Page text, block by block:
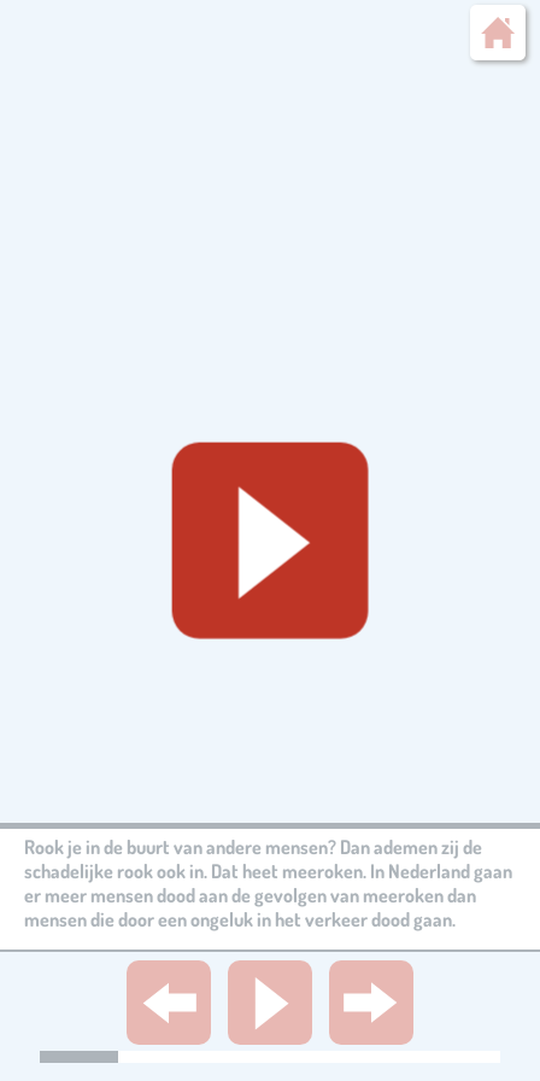
Rook je in de buurt van andere mensen? Dan ademen zij de
schadelijke rook ook in. Dat heet meeroken. In Nederland gaan
er meer mensen dood aan de gevolgen van meeroken dan
mensen die door een ongeluk in het verkeer dood gaan.